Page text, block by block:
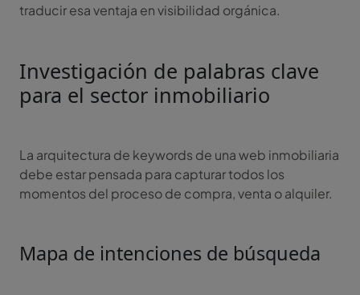
traducir esa ventaja en visibilidad orgánica.
Investigación de palabras clave
para el sector inmobiliario
La arquitectura de keywords de una web inmobiliaria
debe estar pensada para capturar todos los
momentos del proceso de compra, venta o alquiler.
Mapa de intenciones de búsqueda